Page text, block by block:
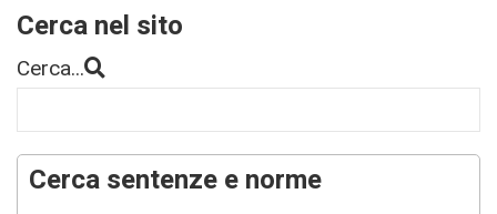
Cerca nel sito
Cerca...
Cerca sentenze e norme